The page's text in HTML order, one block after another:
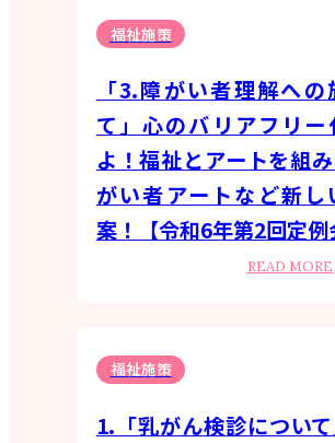
福祉施策
「3.障がい者理解へ
て」心のバリアフリー
よ！福祉とアートを組
がい者アートなど新し
案！【令和6年第2回定例
READ MORE
福祉施策
1.「乳がん検診につい